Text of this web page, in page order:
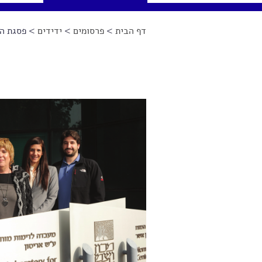
הינך נמצא כאן
דף הבית >פרסומים > ידידים > פסגת